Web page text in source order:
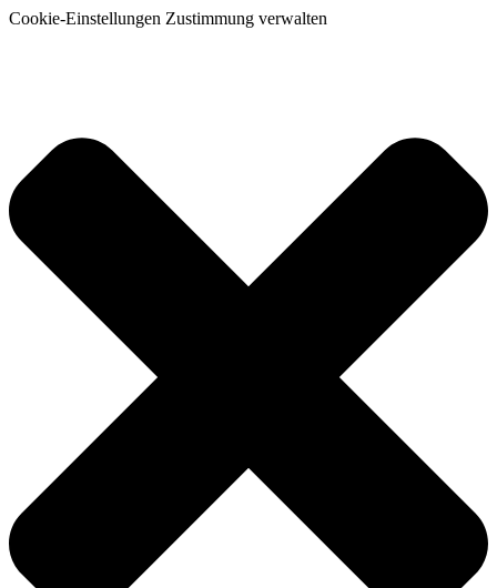
Cookie-Einstellungen Zustimmung verwalten